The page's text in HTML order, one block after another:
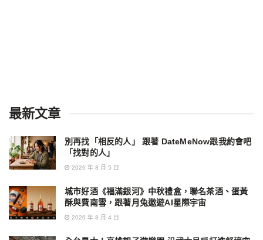
最新文章
別再找「相反的人」 跟著 DateMeNow跟我約會吧
「找對的人」
2026 年 8 月 5 日
城市好酒《福滿銀河》中秋禮盒，聯名茶酒、蛋黃
酥與費南雪，跟著月兔遨遊AI星際宇宙
2026 年 8 月 4 日